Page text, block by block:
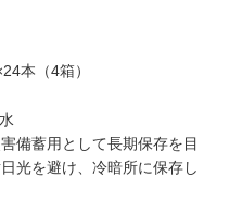
本（4箱）
備蓄用として長期保存を目
光を避け、冷暗所に保存し